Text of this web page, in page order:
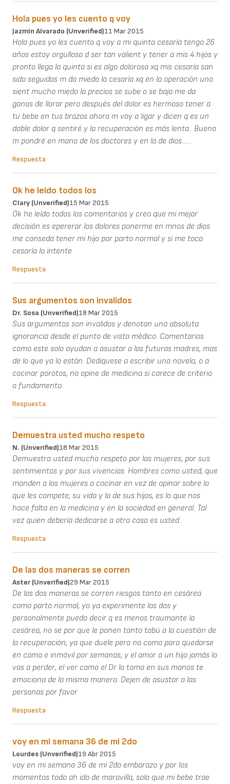
Hola pues yo les cuento q voy
Jazmín Alvarado (unverified)11 Mar 2015
Hola pues yo les cuento q voy a mi quinta cesaría tengo 26
años estoy orgullosa d ser tan valient y tener a mis 4 hijos y
pronto llega la quinta si es algo dolorosa xq mis cesaría san
sido seguidas m da miedo la cesaría xq en la operación uno
sient mucho miedo la precios se sube o se baja me da
ganas de llorar pero después del dolor es hermoso tener a
tu bebe en tus brazos ahora m voy a ligar y dicen q es un
doble dolor q sentiré y la recuperación es más lenta.. Bueno
m pondré en mano de los doctores y en la de dios......
Respuesta
Ok he leído todos los
Clary (unverified)15 Mar 2015
Ok he leído todos los comentarios y creo que mi mejor
decisión es epererar los dolores ponerme en mnos de dios
me conseda tener mi hijo por parto normal y si me toca
cesaría lo intente
Respuesta
Sus argumentos son invalidos
Dr. Sosa (unverified)18 Mar 2015
Sus argumentos son invalidos y denotan una absoluta
ignorancia desde el punto de vista médico. Comentarios
como este solo ayudan a asustar a las futuras madres, mas
de lo que ya lo están. Dediquese a escribir una novela, o a
cocinar porotos, no opine de medicina si carece de criterio
o fundamento.
Respuesta
Demuestra usted mucho respeto
N. (unverified)18 Mar 2015
Demuestra usted mucho respeto por las mujeres, por sus
sentimientos y por sus vivencias. Hombres como usted, que
manden a las mujeres a cocinar en vez de opinar sobre lo
que les compete, su vida y la de sus hijos, es lo que nos
hace falta en la medicina y en la sociedad en general. Tal
vez quien debería dedicarse a otra cosa es usted.
Respuesta
De las dos maneras se corren
Aster (unverified)29 Mar 2015
De las dos maneras se corren riesgos tanto en cesárea
como parto normal, yo ya experimente las dos y
personalmente puedo decir q es menos traumante la
cesárea, no se por que le ponen tanto tabú a la cuestión de
la recuperación, ya que duele pero no como para quedarse
en cama e inmóvil por semanas, y el amor a un hijo jamás lo
vas a perder, el ver como el Dr lo toma en sus manos te
emociona de la misma manera. Dejen de asustar a las
personas por favor
Respuesta
voy en mi semana 36 de mi 2do
Lourdes (unverified)19 Abr 2015
voy en mi semana 36 de mi 2do embarazo y por los
momentos todo ah ido de maravilla, solo que mi bebe trae